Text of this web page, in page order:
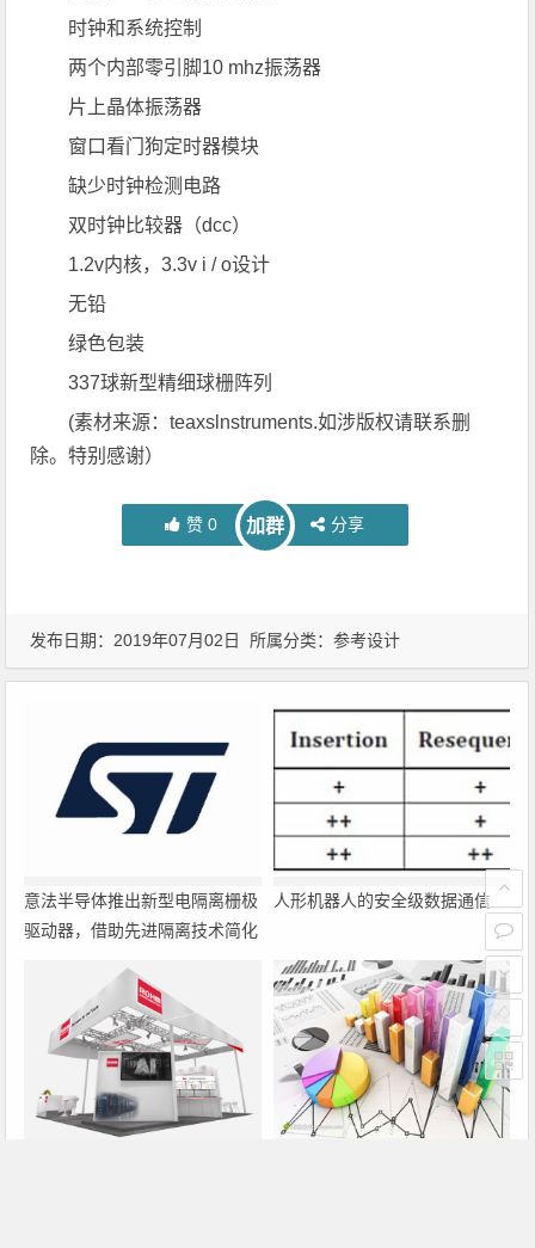
时钟和系统控制
两个内部零引脚10 mhz振荡器
片上晶体振荡器
窗口看门狗定时器模块
缺少时钟检测电路
双时钟比较器（dcc）
1.2v内核，3.3v i / o设计
无铅
绿色包装
337球新型精细球栅阵列
(素材来源：teaxslnstruments.如涉版权请联系删
除。特别感谢）
赞 0 加群 分享
发布日期：2019年07月02日 所属分类：参考设计
意法半导体推出新型电隔离栅极
驱动器，借助先进隔离技术简化
人形机器人的安全级数据通信